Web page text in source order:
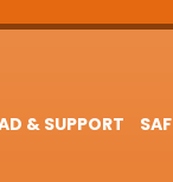
& SUPPORT